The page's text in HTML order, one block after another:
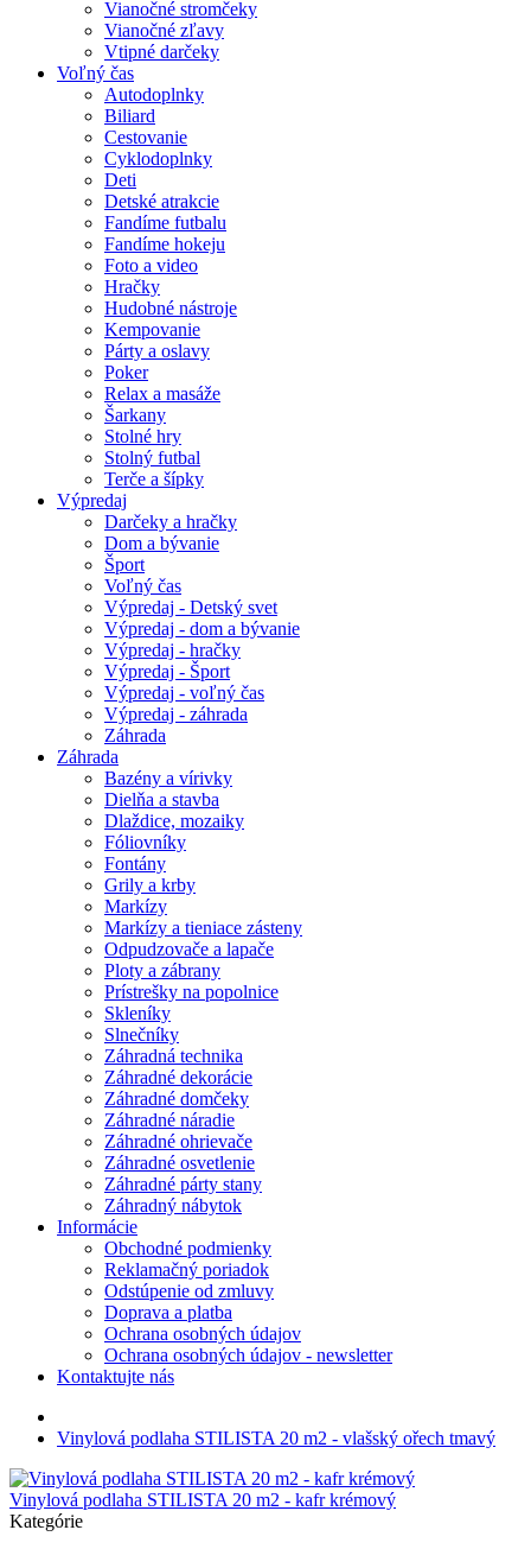
Vianočné stromčeky
Vianočné zľavy
Vtipné darčeky
Voľný čas
Autodoplnky
Biliard
Cestovanie
Cyklodoplnky
Deti
Detské atrakcie
Fandíme futbalu
Fandíme hokeju
Foto a video
Hračky
Hudobné nástroje
Kempovanie
Párty a oslavy
Poker
Relax a masáže
Šarkany
Stolné hry
Stolný futbal
Terče a šípky
Výpredaj
Darčeky a hračky
Dom a bývanie
Šport
Voľný čas
Výpredaj - Detský svet
Výpredaj - dom a bývanie
Výpredaj - hračky
Výpredaj - Šport
Výpredaj - voľný čas
Výpredaj - záhrada
Záhrada
Záhrada
Bazény a vírivky
Dielňa a stavba
Dlaždice, mozaiky
Fóliovníky
Fontány
Grily a krby
Markízy
Markízy a tieniace zásteny
Odpudzovače a lapače
Ploty a zábrany
Prístrešky na popolnice
Skleníky
Slnečníky
Záhradná technika
Záhradné dekorácie
Záhradné domčeky
Záhradné náradie
Záhradné ohrievače
Záhradné osvetlenie
Záhradné párty stany
Záhradný nábytok
Informácie
Obchodné podmienky
Reklamačný poriadok
Odstúpenie od zmluvy
Doprava a platba
Ochrana osobných údajov
Ochrana osobných údajov - newsletter
Kontaktujte nás
Vinylová podlaha STILISTA 20 m2 - vlašský ořech tmavý
Vinylová podlaha STILISTA 20 m2 - kafr krémový
Kategórie